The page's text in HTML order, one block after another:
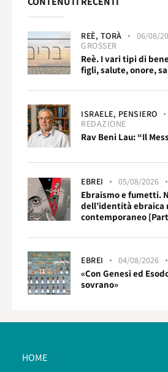
REÈ, TORÀ 06/08/
GROSSER
Reè. I vari tipi di
figli, salute, onore,
ISRAELE, PENSIERO
REDAZIONE
Rav Beni Lau: “Il
EBREI 05/08/2026
Ebraismo e fumetti.
dell’identità ebraica
contemporaneo
EBREI 04/08/2026
«Con Genesi ed
sovrano»
HOME